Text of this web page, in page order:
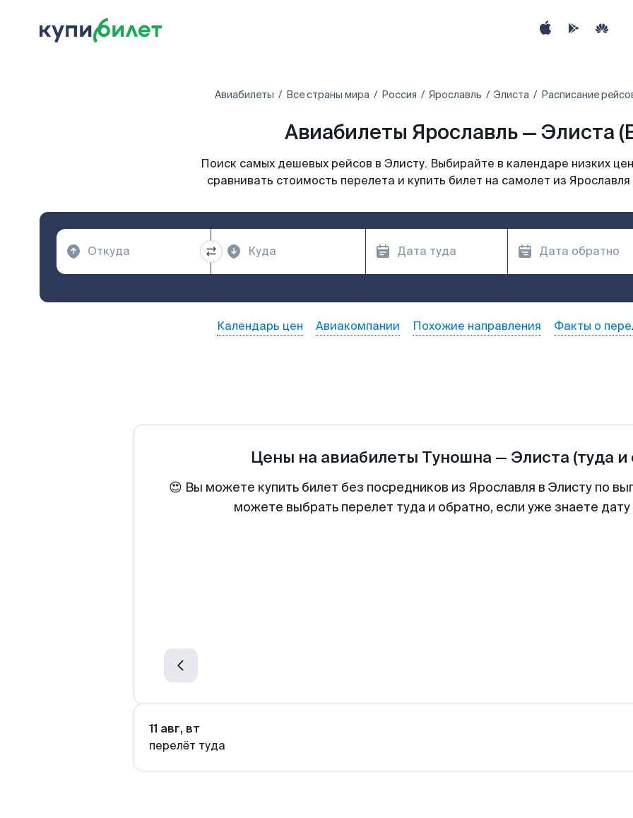
Авиабилеты Все страны мира Россия Ярославль Элиста Расписание
Авиабилеты Ярославль — Элиста
Поиск самых дешевых рейсов в Элисту. Выбирайте в календаре низких
сравнивать стоимость перелета и купить билет на самолет из
Календарь цен Авиакомпании Похожие направления Факты о
Цены на авиабилеты Туношна — Элиста (туда и
😍 Вы можете купить билет без посредников из Ярославля в Элисту по
можете выбрать перелет туда и обратно, если уже знаете
11 авг, вт
перелёт туда